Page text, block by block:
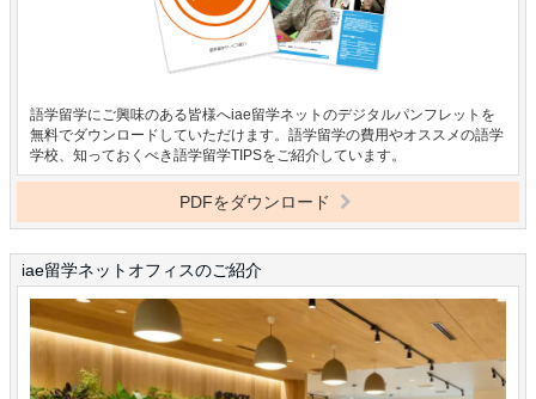
語学留学にご興味のある皆様へiae留学ネットのデジタルパンフレットを
無料でダウンロードしていただけます。語学留学の費用やオススメの語学
学校、知っておくべき語学留学TIPSをご紹介しています。
PDFをダウンロード
iae留学ネットオフィスのご紹介